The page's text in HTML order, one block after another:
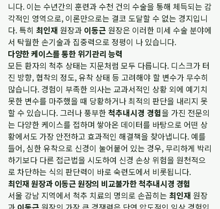
니다. 이는 수년간의 훈련과 수천 건의 수술을 통해 체득되는 감
각적인 영역으로, 이론만으로는 결코 도달할 수 없는 경지입니
다. 특히 최인재 원장과 이동근 원장은 이러한 미세 수술 분야에
서 탁월한 손기술과 집중력으로 정평이 나 있습니다.
다양한 케이스를 통한 위기관리 능력
모든 환자의 척추 상태는 지문처럼 모두 다릅니다. 디스크가 터
진 방향, 협착의 정도, 유착 상태 등 고려해야 할 변수가 무수히
많습니다. 경험이 부족한 의사는 교과서적인 상황 외에 예기치
못한 변수를 마주했을 때 당황하거나 최적의 판단을 내리지 못
할 수 있습니다. 그러나 풍부한척추내시경 경험을 가진 전문의
는 다양한 케이스를 접하며 쌓아온 데이터를 바탕으로 어떤 상
황에서도 가장 안전하고 효과적인 해결책을 찾아냅니다. 예를
들어, 심한 유착으로 신경이 눌어붙어 있는 경우, 무리하게 박리
하기보다 다른 접근법을 시도하여 신경 손상 위험을 원천적으
로 차단하는 식의 판단력이 바로 숙련도에서 비롯됩니다.
최인재 원장과 이동근 원장의 비교불가한 척추내시경 경험
서울 강남 지역에서 척추 치료의 명의로 손꼽히는 최인재 원장